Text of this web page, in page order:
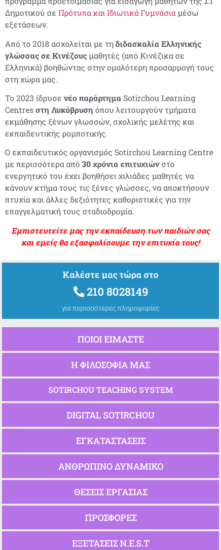
Δημοτικού σε Πρότυπα και Ιδιωτικά Γυμνάσιαμέσω
εξετάσεων.
Από το 2018 ασχολείται με τηδιδασκαλία Ελληνικής
γλώσσας σε Κινέζουςμαθητές (από Κινέζικα σε
Ελληνικά) βοηθώντας στην ομαλότερη προσαρμογή τους
στη χώρα μας.
Το 2023 ίδρυσε νέο παράρτημα Sotirchou Learning
Centresστη Λυκόβρυση όπου λειτουργούν τμήματα
εκμάθησης ξένων γλωσσών, σχολικής μελέτης και
εκπαιδευτικής ρομποτικής.
Ο εκπαιδευτικός οργανισμός SotirchouLearningCentre
με περισσότερα από30 χρόνια επιτυχιώνστο
ενεργητικό του έχει βοηθήσει χιλιάδες μαθητές να
κάνουν κτήμα τους τις ξένες γλώσσες, να αποκτήσουν
πτυχία και άλλες δεξιότητες καθοριστικές για την
επαγγελματική τους σταδιοδρομία.
Εμπιστευτείτε μας την εκπαίδευση των παιδιών σας
και εμείς θα εξασφαλίσουμε την επιτυχία τους!
Καλέστε μας τώρα στο
210 8028149
για περισσότερες πληροφορίες
ΠΟΙΟΙ ΕΙΜΑΣΤΕ
Η ΦΙΛΟΣΟΦΙΑ ΜΑΣ
SOTIRCHOU TEACHING SYSTEM
DIGITAL SOTIRCHOU
ΕΓΚΑΤΑΣΤΑΣΕΙΣ
ΑΝΘΡΩΠΙΝΟ ΔΥΝΑΜΙΚΟ
ΘΕΣΕΙΣ ΕΡΓΑΣΙΑΣ
ΠΡΟΣΦΟΡΕΣ
ΕΞΕΤΑΣΕΙΣ N.E.S.T